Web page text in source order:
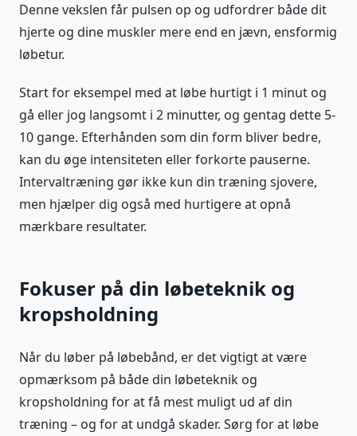
Denne vekslen får pulsen op og udfordrer både dit
hjerte og dine muskler mere end en jævn, ensformig
løbetur.
Start for eksempel med at løbe hurtigt i 1 minut og
gå eller jog langsomt i 2 minutter, og gentag dette 5-
10 gange. Efterhånden som din form bliver bedre,
kan du øge intensiteten eller forkorte pauserne.
Intervaltræning gør ikke kun din træning sjovere,
men hjælper dig også med hurtigere at opnå
mærkbare resultater.
Fokuser på din løbeteknik og
kropsholdning
Når du løber på løbebånd, er det vigtigt at være
opmærksom på både din løbeteknik og
kropsholdning for at få mest muligt ud af din
træning – og for at undgå skader. Sørg for at løbe